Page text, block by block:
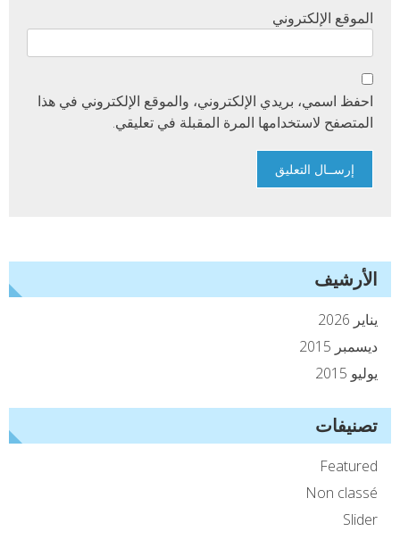
الموقع الإلكتروني
احفظ اسمي، بريدي الإلكتروني، والموقع الإلكتروني في هذا
المتصفح لاستخدامها المرة المقبلة في تعليقي.
الأرشيف
يناير 2026
ديسمبر 2015
يوليو 2015
تصنيفات
Featured
Non classé
Slider